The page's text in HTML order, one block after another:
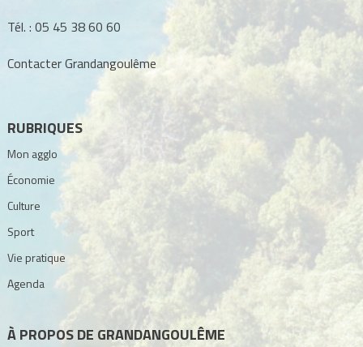
Tél. : 05 45 38 60 60
Contacter Grandangoulême
RUBRIQUES
Mon agglo
Économie
Culture
Sport
Vie pratique
Agenda
À PROPOS DE GRANDANGOULÊME